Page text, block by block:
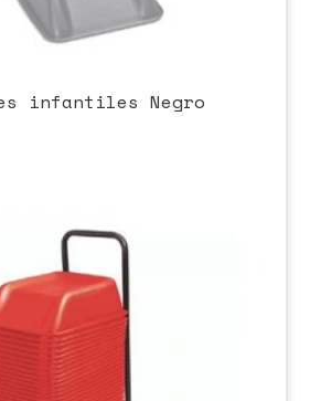
infantiles Negro